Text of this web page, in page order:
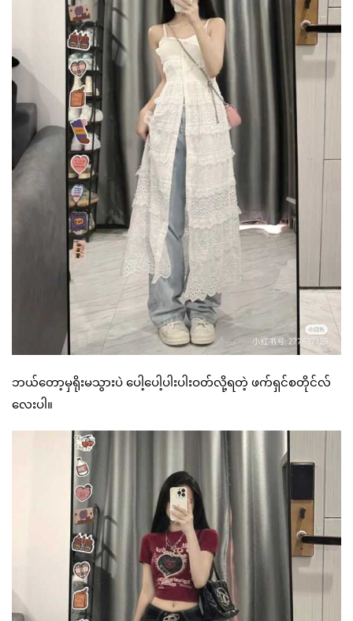
ဘယ်တော့မှရိုးမသွားပဲ ပေါ့ပေါ့ပါးပါးဝတ်လို့ရတဲ့ ဖက်ရှင်စတိုင်လ်
လေးပါ။